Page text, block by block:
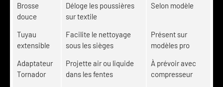
Brosse
douce
Déloge les poussières
sur textile
Selon modèle
Tuyau
extensible
Facilite le nettoyage
sous les sièges
Présent sur
modèles pro
Adaptateur
Tornador
Projette air ou liquide
dans les fentes
À prévoir avec
compresseur